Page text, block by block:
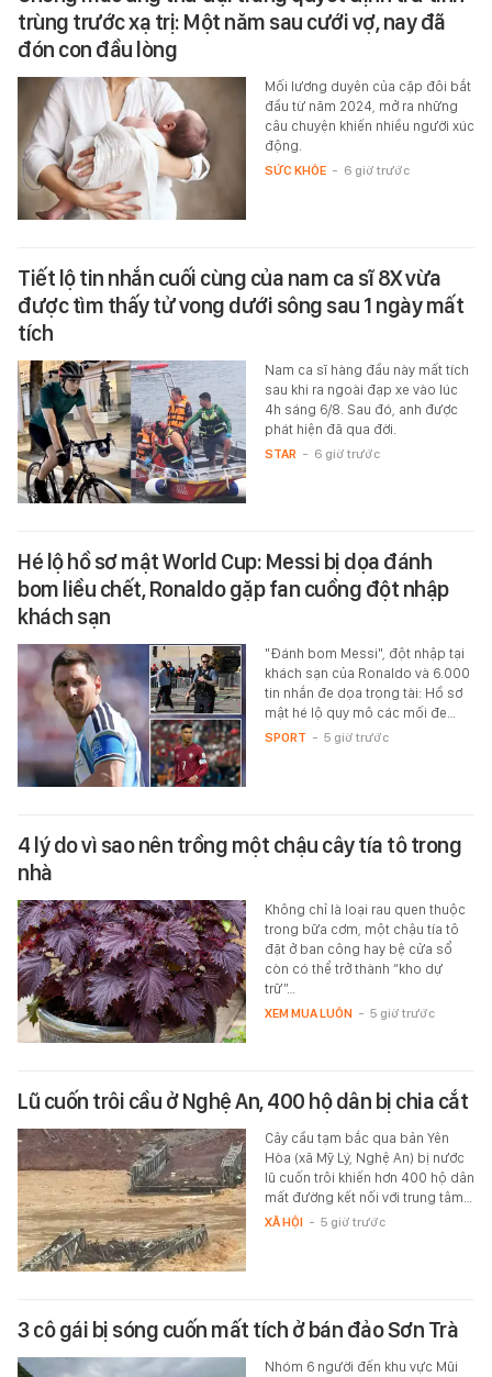
trùng trước xạ trị: Một năm sau cưới vợ, nay đã
đón con đầu lòng
Mối lương duyên của cặp đôi bắt
đầu từ năm 2024, mở ra những
câu chuyện khiến nhiều người xúc
động.
SỨC KHỎE - 6 giờ trước
Tiết lộ tin nhắn cuối cùng của nam ca sĩ 8X vừa
được tìm thấy tử vong dưới sông sau 1 ngày mất
tích
Nam ca sĩ hàng đầu này mất tích
sau khi ra ngoài đạp xe vào lúc
4h sáng 6/8. Sau đó, anh được
phát hiện đã qua đời.
STAR - 6 giờ trước
Hé lộ hồ sơ mật World Cup: Messi bị dọa đánh
bom liều chết, Ronaldo gặp fan cuồng đột nhập
khách sạn
"Đánh bom Messi", đột nhập tại
khách sạn của Ronaldo và 6.000
tin nhắn đe dọa trọng tài: Hồ sơ
mật hé lộ quy mô các mối đe…
SPORT - 5 giờ trước
4 lý do vì sao nên trồng một chậu cây tía tô trong
nhà
Không chỉ là loại rau quen thuộc
trong bữa cơm, một chậu tía tô
đặt ở ban công hay bệ cửa sổ
còn có thể trở thành “kho dự
trữ”…
XEM MUA LUÔN - 5 giờ trước
Lũ cuốn trôi cầu ở Nghệ An, 400 hộ dân bị chia cắt
Cây cầu tạm bắc qua bản Yên
Hòa (xã Mỹ Lý, Nghệ An) bị nước
lũ cuốn trôi khiến hơn 400 hộ dân
mất đường kết nối với trung tâm…
XÃ HỘI - 5 giờ trước
3 cô gái bị sóng cuốn mất tích ở bán đảo Sơn Trà
Nhóm 6 người đến khu vực Mũi